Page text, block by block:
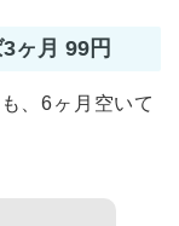
ヶ月 99円
、6ヶ月空いて